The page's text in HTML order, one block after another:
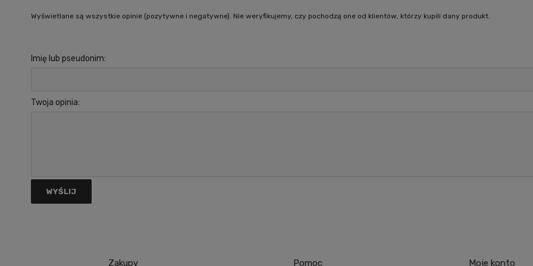
Wyświetlane są wszystkie opinie (pozytywne i negatywne). Nie weryfikujemy, czy pochodzą one od klientów, którzy kupili dany produkt.
Imię lub pseudonim:
Twoja opinia:
WYŚLIJ
Zakupy Pomoc Moje konto